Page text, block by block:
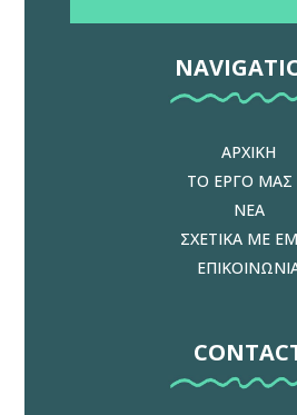
ΑΡΧΙΚΗ
ΤΟ ΕΡΓΟ ΜΑΣ
ΝΕΑ
ΣΧΕΤΙΚΑ ΜΕ